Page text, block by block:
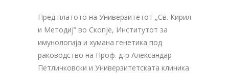
Пред платото на Универзитетот „Св. Кирил
и Методиј” во Скопје, Институтот за
имунологија и хумана генетика под
раководство на Проф. д-р Александар
Петличковски и Универзитетската клиника